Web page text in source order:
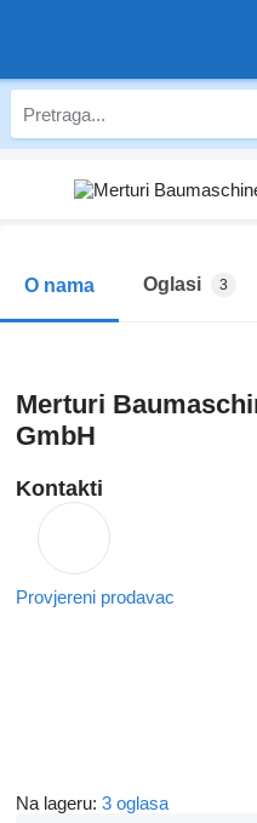
O nama Oglasi 3
Merturi
GmbH
Kontakti
Provjereni prodavac
Na lageru: 3 oglasa